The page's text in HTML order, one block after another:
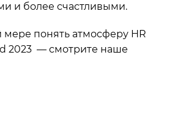
и более счастливыми.
понять атмосферу HR
2023 — смотрите наше